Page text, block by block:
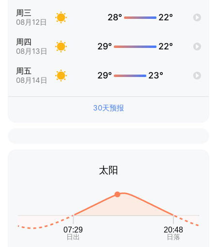
周三
08月12日 28° 22°
周四
08月13日 29° 22°
周五
08月14日 29° 23°
30天预报
太阳